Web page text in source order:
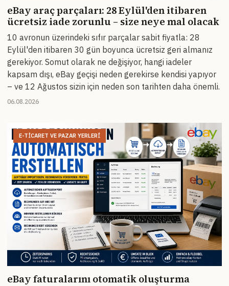
eBay araç parçaları: 28 Eylül'den itibaren
ücretsiz iade zorunlu – size neye mal olacak
10 avronun üzerindeki sıfır parçalar sabit fiyatla: 28
Eylül'den itibaren 30 gün boyunca ücretsiz geri almanız
gerekiyor. Somut olarak ne değişiyor, hangi iadeler
kapsam dışı, eBay geçişi neden gerekirse kendisi yapıyor
– ve 12 Ağustos sizin için neden son tarihten daha önemli.
06.08.2026
E-TICARET VE PAZAR YERLERI
eBay faturalarını otomatik oluşturma